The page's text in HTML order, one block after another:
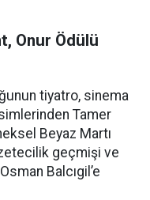
Onur Ödülü
tiyatro, sinema
Tamer
Beyaz Martı
geçmişi ve
Balcıgil’e